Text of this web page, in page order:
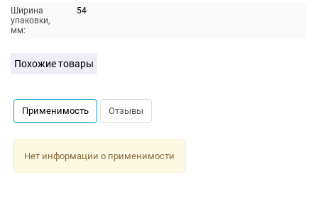
Ширина
упаковки,
мм:
54
Похожие товары
Применимость Отзывы
Нет информации о применимости